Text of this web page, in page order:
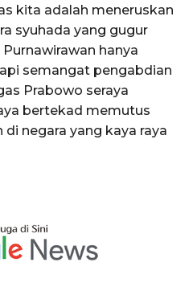
kita adalah meneruskan
syuhada yang gugur
hanya
semangat pengabdian
Prabowo seraya
bertekad memutus
negara yang kaya raya